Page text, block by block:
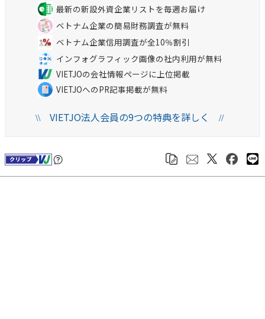
最新の新設外資企業リストを毎週お届け
ベトナム企業の簡易財務調査が無料
ベトナム企業信用調査が全10％割引
インフォグラフィック画像の社内利用が無料
VIETJOの会社情報ページに上位掲載
VIETJOへのPR記事掲載が無料
\\VIETJO法人会員の9つの特典を詳しく //